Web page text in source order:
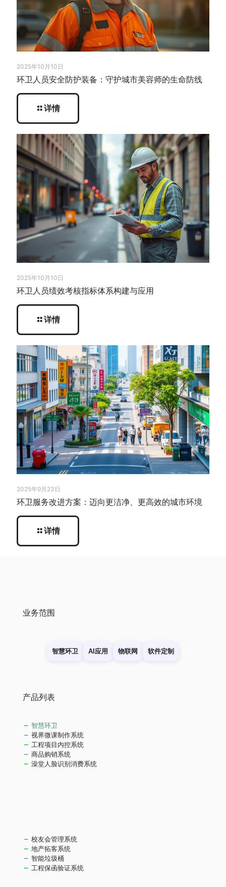
2025年10月10日
环卫人员安全防护装备：守护城市美容师的生命防线
详情
2025年10月10日
环卫人员绩效考核指标体系构建与应用
详情
2025年9月23日
环卫服务改进方案：迈向更洁净、更高效的城市环境
详情
业务范围
智慧环卫 AI应用 物联网 软件定制
产品列表
智慧环卫
视界微课制作系统
工程项目内控系统
商品购销系统
澡堂人脸识别消费系统
校友会管理系统
地产拓客系统
智能垃圾桶
工程保函验证系统